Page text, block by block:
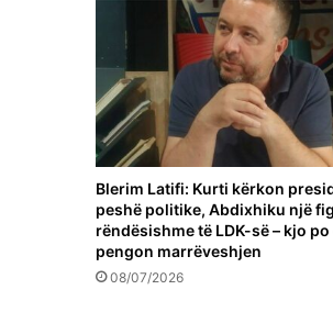
Blerim Latifi: Kurti kërkon
peshë politike, Abdixhiku një
rëndësishme të LDK-së – kjo po
pengon marrëveshjen
08/07/2026